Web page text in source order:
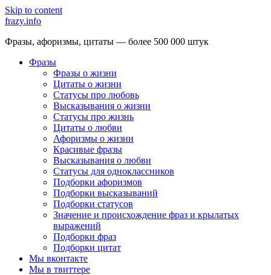
Skip to content
frazy.info
Фразы, афоризмы, цитаты — более 500 000 штук
Фразы
Фразы о жизни
Цитаты о жизни
Статусы про любовь
Высказывания о жизни
Статусы про жизнь
Цитаты о любви
Афоризмы о жизни
Красивые фразы
Высказывания о любви
Статусы для одноклассников
Подборки афоризмов
Подборки высказываний
Подборки статусов
Значение и происхождение фраз и крылатых
выражений
Подборки фраз
Подборки цитат
Мы вконтакте
Мы в твиттере